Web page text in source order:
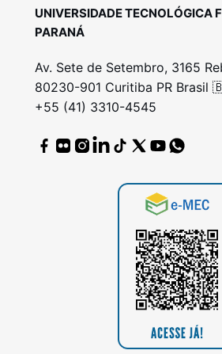
UNIVERSIDADE TECNOLÓGICA
PARANÁ
Av. Sete de Setembro, 3165
80230-901 Curitiba PR Brasil
+55 (41) 3310-4545